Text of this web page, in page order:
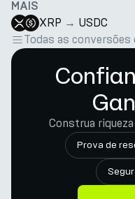
MAIS
XRP → USDC
Todas as
Construa
Prova de